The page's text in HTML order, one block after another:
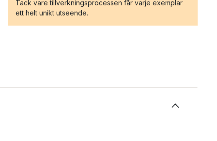
Tack vare tillverkningsprocessen får varje exemplar
ett helt unikt utseende.